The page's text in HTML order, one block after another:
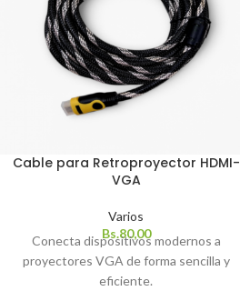
Cable para Retroproyector HDMI-
VGA
Varios
Bs.80,00
Conecta dispositivos modernos a
proyectores VGA de forma sencilla y
eficiente.